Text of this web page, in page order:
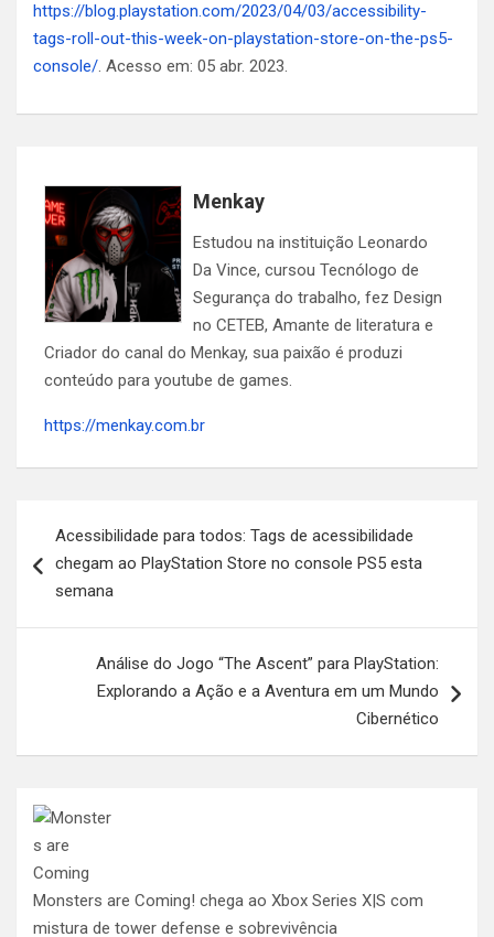
https://blog.playstation.com/2023/04/03/accessibility-
tags-roll-out-this-week-on-playstation-store-on-the-ps5-
console/. Acesso em: 05 abr. 2023.
Menkay
Estudou na instituição Leonardo
Da Vince, cursou Tecnólogo de
Segurança do trabalho, fez Design
no CETEB, Amante de literatura e
Criador do canal do Menkay, sua paixão é produzi
conteúdo para youtube de games.
https://menkay.com.br
de
Post
Acessibilidade para todos: Tags de acessibilidade
chegam ao PlayStation Store no console PS5 esta
semana
Análise do Jogo “The Ascent” para PlayStation:
Explorando a Ação e a Aventura em um Mundo
Cibernético
Monsters are Coming! chega ao Xbox Series X|S com
mistura de tower defense e sobrevivência